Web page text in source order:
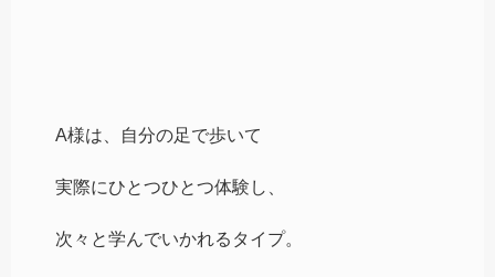
A様は、自分の足で歩いて
実際にひとつひとつ体験し、
次々と学んでいかれるタイプ。